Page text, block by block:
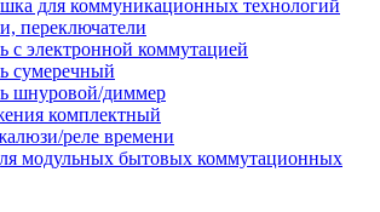
для коммуникационных технологий
переключатели
с электронной коммутацией
сумеречный
шнуровой/диммер
комплектный
реле времени
модульных бытовых коммутационных